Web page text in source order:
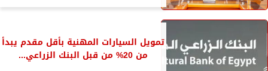
تمويل السيارات المهنية بأقل مقدم يبدأ
من 20% من قبل البنك الزراعي...